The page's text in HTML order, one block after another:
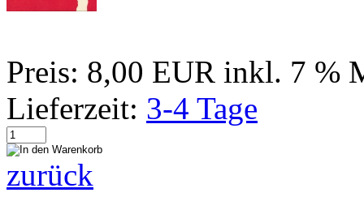
Preis: 8,00 EUR inkl. 7 %
Lieferzeit: 3-4 Tage
zurück